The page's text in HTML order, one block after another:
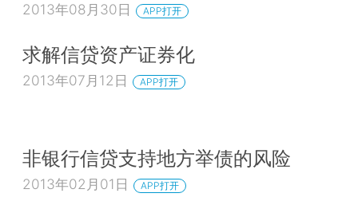
2013年08月30日 APP打开
求解信贷资产证券化
2013年07月12日 APP打开
非银行信贷支持地方举债的风险
2013年02月01日 APP打开